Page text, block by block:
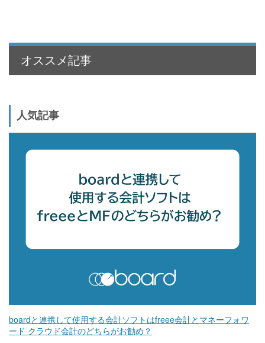
オススメ記事
人気記事
boardと連携して使用する会計ソフトはfreee会計とマネーフォワ
ード クラウド会計のどちらがお勧め？